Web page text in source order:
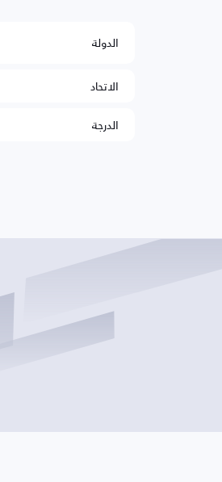
الدولة
الاتحاد
الدرجة